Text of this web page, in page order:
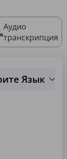
Аудио
транскрипция
Язык